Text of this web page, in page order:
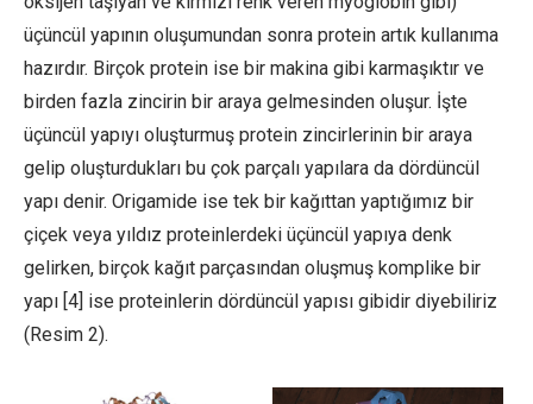
üçüncül yapının oluşumundan sonra protein artık kullanıma
hazırdır. Birçok protein ise bir makina gibi karmaşıktır ve
birden fazla zincirin bir araya gelmesinden oluşur. İşte
üçüncül yapıyı oluşturmuş protein zincirlerinin bir araya
gelip oluşturdukları bu çok parçalı yapılara da dördüncül
yapı denir. Origamide ise tek bir kağıttan yaptığımız bir
çiçek veya yıldız proteinlerdeki üçüncül yapıya denk
gelirken, birçok kağıt parçasından oluşmuş komplike bir
yapı [4] ise proteinlerin dördüncül yapısı gibidir diyebiliriz
(Resim 2).